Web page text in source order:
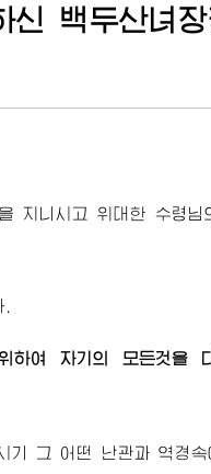
신 백두산녀
을 지니시고위대한 수령님
여 자기의 모든것을
기 그 어떤 난관과 역경